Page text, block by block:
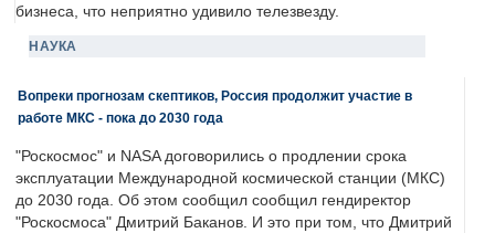
бизнеса, что неприятно удивило телезвезду.
НАУКА
Вопреки прогнозам скептиков, Россия продолжит участие в
работе МКС - пока до 2030 года
"Роскосмос" и NASA договорились о продлении срока
эксплуатации Международной космической станции (МКС)
до 2030 года. Об этом сообщил сообщил гендиректор
"Роскосмоса" Дмитрий Баканов. И это при том, что Дмитрий